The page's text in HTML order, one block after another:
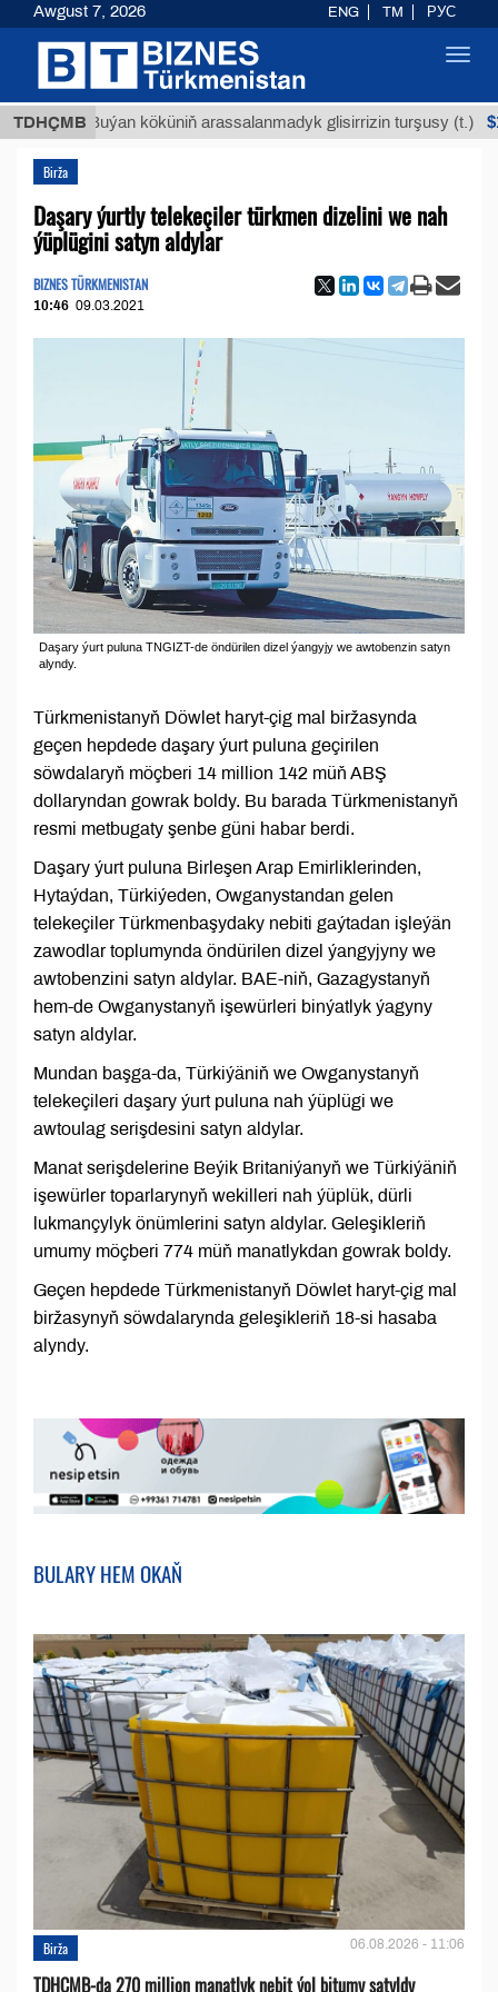
TDHÇMB
Buýan köküniň arassalanmadyk glisirrizin turşusy (t.)
Birža
Daşary ýurtly telekeçiler türkmen dizelini we nah
ýüplügini satyn aldylar
BIZNES TÜRKMENISTAN
10:46 09.03.2021
Daşary ýurt puluna TNGIZT-de öndürilen dizel ýangyjy we awtobenzin satyn
alyndy.
Türkmenistanyň Döwlet haryt-çig mal biržasynda
geçen hepdede daşary ýurt puluna geçirilen
söwdalaryň möçberi 14 million 142 müň ABŞ
dollaryndan gowrak boldy. Bu barada Türkmenistanyň
resmi metbugaty şenbe güni habar berdi.
Daşary ýurt puluna Birleşen Arap Emirliklerinden,
Hytaýdan, Türkiýeden, Owganystandan gelen
telekeçiler Türkmenbaşydaky nebiti gaýtadan işleýän
zawodlar toplumynda öndürilen dizel ýangyjyny we
awtobenzini satyn aldylar. BAE-niň, Gazagystanyň
hem-de Owganystanyň işewürleri binýatlyk ýagyny
satyn aldylar.
Mundan başga-da, Türkiýäniň we Owganystanyň
telekeçileri daşary ýurt puluna nah ýüplügi we
awtoulag serişdesini satyn aldylar.
Manat serişdelerine Beýik Britaniýanyň we Türkiýäniň
işewürler toparlarynyň wekilleri nah ýüplük, dürli
lukmançylyk önümlerini satyn aldylar. Geleşikleriň
umumy möçberi 774 müň manatlykdan gowrak boldy.
Geçen hepdede Türkmenistanyň Döwlet haryt-çig mal
biržasynyň söwdalarynda geleşikleriň 18-si hasaba
alyndy.
BULARY HEM OKAŇ
Birža 06.08.2026 - 11:06
TDHÇMB-da 270 million manatlyk nebit ýol bitumy satyldy
Awgust 7, 2026 ENG TM РУС